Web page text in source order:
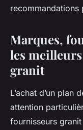
recommandations
Marques,
les
granit
L’achat d’un plan
attention
fournisseurs